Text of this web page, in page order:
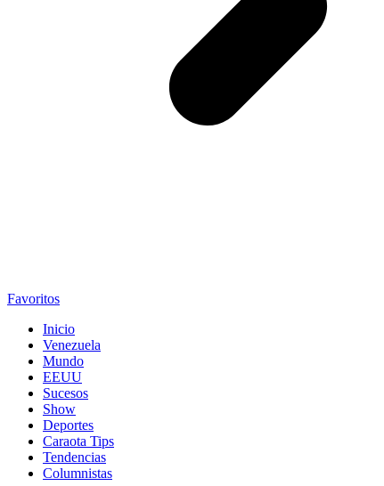
Favoritos
Inicio
Venezuela
Mundo
EEUU
Sucesos
Show
Deportes
Caraota Tips
Tendencias
Columnistas